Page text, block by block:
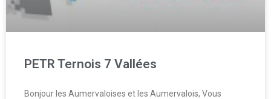
PETR Ternois 7 Vallées
Bonjour les Aumervaloises et les Aumervalois, Vous